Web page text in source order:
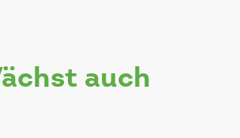
wächst auch